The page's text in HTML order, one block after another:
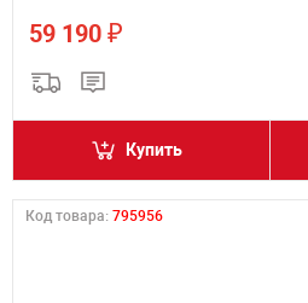
59 190 ₽
Купить
Код товара: 795956